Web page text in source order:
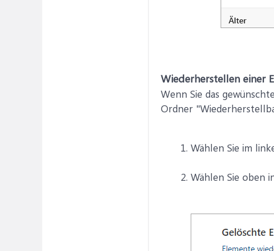
Wiederherstellen einer
Wenn Sie das
Ordner
Wählen Sie im
Wählen Sie oben